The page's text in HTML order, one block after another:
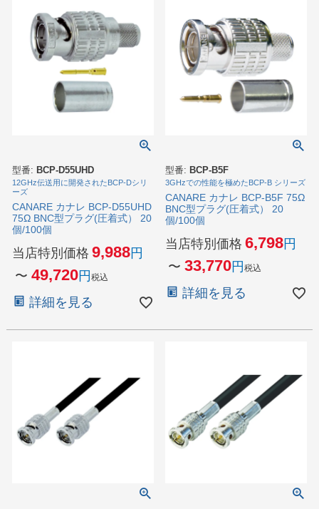
型番: BCP-D55UHD
12GHz伝送用に開発されたBCP-Dシリ
ーズ
CANARE カナレ BCP-D55UHD
75Ω BNC型プラグ(圧着式） 20
個/100個
当店特別価格 9,988
〜 49,720 税込
詳細を見る
型番: BCP-B5F
3GHzでの性能を極めたBCP-B シリーズ
CANARE カナレ BCP-B5F 75Ω
BNC型プラグ(圧着式） 20
個/100個
当店特別価格 6,798
〜 33,770 税込
詳細を見る